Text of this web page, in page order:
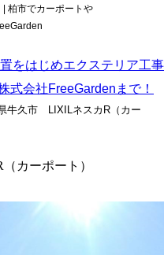
柏市でカーポートや
牛久市 LIXILネスカR（カー
カーポート）